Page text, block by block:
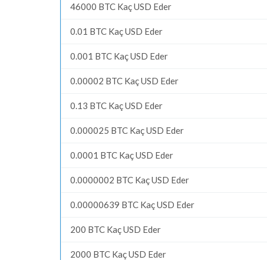
46000 BTC Kaç USD Eder
0.01 BTC Kaç USD Eder
0.001 BTC Kaç USD Eder
0.00002 BTC Kaç USD Eder
0.13 BTC Kaç USD Eder
0.000025 BTC Kaç USD Eder
0.0001 BTC Kaç USD Eder
0.0000002 BTC Kaç USD Eder
0.00000639 BTC Kaç USD Eder
200 BTC Kaç USD Eder
2000 BTC Kaç USD Eder